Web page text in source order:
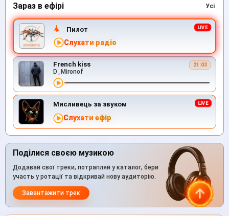
Зараз в ефірі Усі
Пилот
Слухати радіо
French kiss 21:03
D_Mironof
Мисливець за звуком
Слухати ефір
Поділися своєю музикою
Додавай свої треки, потрапляй у каталог, бери
участь у ротації та відкривай нову аудиторію.
Завантажити трек